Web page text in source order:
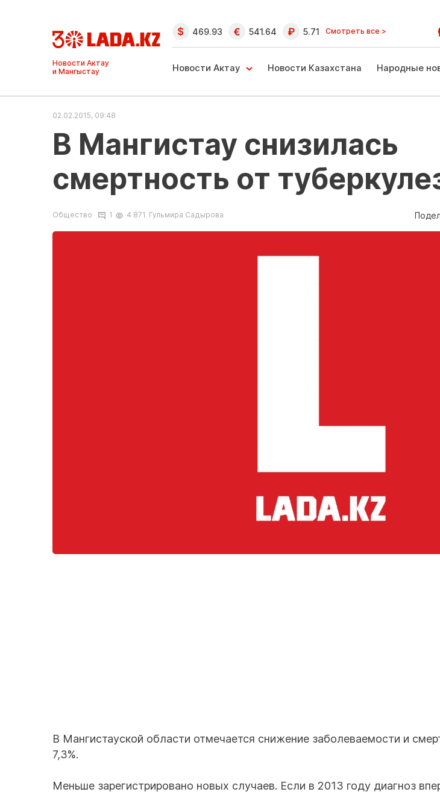
Ақтау және
Манғыстау
жаңалықтары
469.93 541.64 5.71 Смотреть все >
Новости Актау Новости Казахстана Народные
02.02.2015, 09:48
В Мангистау снизилась
смертность от
Общество 1 4 871 Гульмира Садырова
В Мангистауской области отмечается снижение заболеваемости и
7,3%.
Меньше зарегистрировано новых случаев. Если в 2013 году диагноз